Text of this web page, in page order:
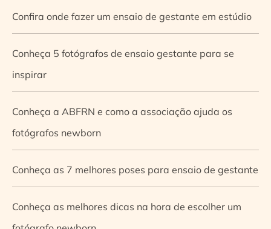
Confira onde fazer um ensaio de gestante em estúdio
Conheça 5 fotógrafos de ensaio gestante para se
inspirar
Conheça a ABFRN e como a associação ajuda os
fotógrafos newborn
Conheça as 7 melhores poses para ensaio de gestante
Conheça as melhores dicas na hora de escolher um